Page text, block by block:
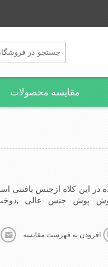
مقایسه محصولات
در این کلاه ازجنس
پوش جنس عالی
افزودن به فهرست مقایسه